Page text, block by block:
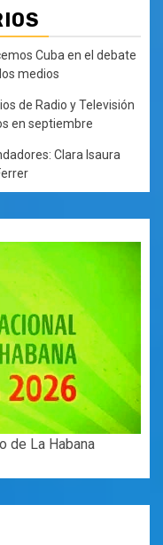
Cuba en el debate
medios
de Radio y Televisión
en septiembre
Clara Isaura
de La Habana